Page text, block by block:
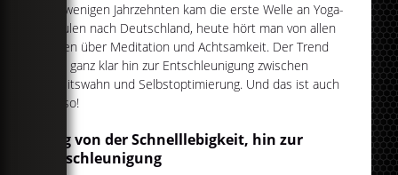
Vor wenigen Jahrzehnten kam die erste Welle an Yoga-
Schulen nach Deutschland, heute hört man von allen
Seiten über Meditation und Achtsamkeit. Der Trend
geht ganz klar hin zur Entschleunigung zwischen
Arbeitswahn und Selbstoptimierung. Und das ist auch
gut so!
Weg von der Schnelllebigkeit, hin zur
Entschleunigung